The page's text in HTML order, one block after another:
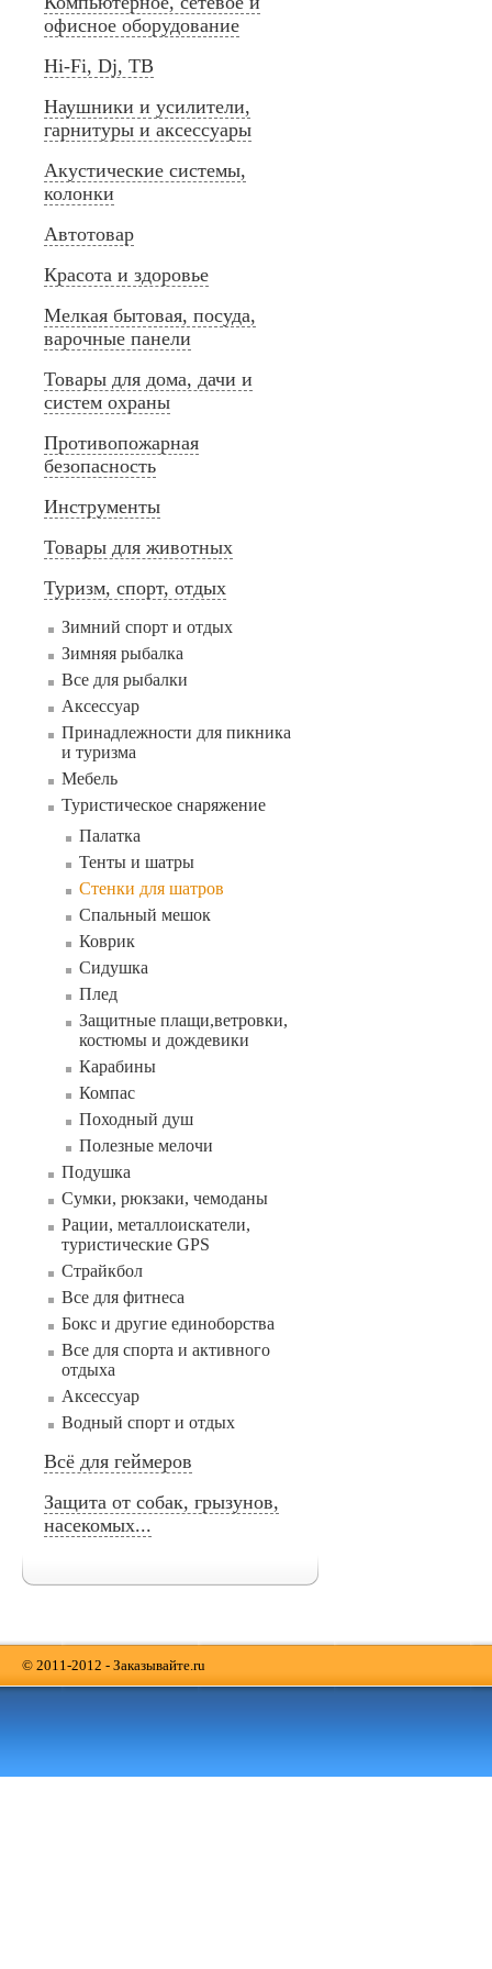
офисное оборудование
Hi-Fi, Dj, ТВ
Наушники и усилители,
гарнитуры и аксессуары
Акустические системы,
колонки
Автотовар
Красота и здоровье
Мелкая бытовая, посуда,
варочные панели
Товары для дома, дачи и
систем охраны
Противопожарная
безопасность
Инструменты
Товары для животных
Туризм, спорт, отдых
Зимний спорт и отдых
Зимняя рыбалка
Все для рыбалки
Аксессуар
Принадлежности для пикника
и туризма
Мебель
Туристическое снаряжение
Палатка
Тенты и шатры
Стенки для шатров
Cпальный мешок
Коврик
Сидушка
Плед
Защитные плащи,ветровки,
костюмы и дождевики
Карабины
Компас
Походный душ
Полезные мелочи
Подушка
Сумки, рюкзаки, чемоданы
Рации, металлоискатели,
туристические GPS
Страйкбол
Все для фитнеса
Бокс и другие единоборства
Все для спорта и активного
отдыха
Аксессуар
Водный спорт и отдых
Всё для геймеров
Защита от собак, грызунов,
насекомых...
© 2011-2012 - Заказывайте.ru